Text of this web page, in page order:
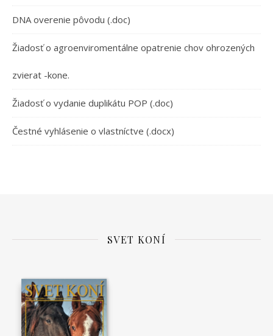
DNA overenie pôvodu (.doc)
Žiadosť o agroenviromentálne opatrenie chov ohrozených
zvierat -kone.
Žiadosť o vydanie duplikátu POP (.doc)
Čestné vyhlásenie o vlastníctve (.docx)
SVET KONÍ